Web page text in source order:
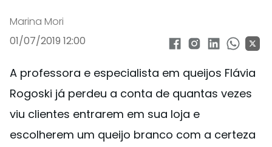
Marina Mori
01/07/2019 12:00
A professora e especialista em queijos Flávia
Rogoski já perdeu a conta de quantas vezes
viu clientes entrarem em sua loja e
escolherem um queijo branco com a certeza